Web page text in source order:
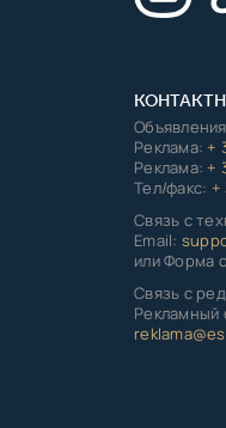
Реклама:+
Реклама:+
Тел/факс: +
Связь с
Email:
или Форма
Связь с
Рекламный